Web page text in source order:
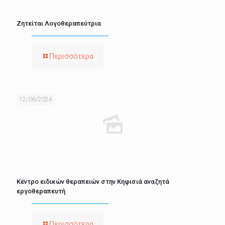
Ζητείται Λογοθεραπεύτρια
Περισσότερα
12/06/2024
Κέντρο ειδικών θεραπειών στην Κηφισιά αναζητά
εργοθεραπευτή